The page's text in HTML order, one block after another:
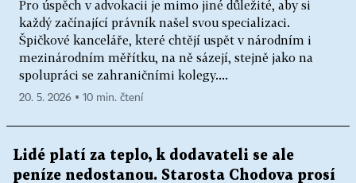
Pro úspěch v advokacii je mimo jiné důležité, aby si
každý začínající právník našel svou specializaci.
Špičkové kanceláře, které chtějí uspět v národním i
mezinárodním měřítku, na ně sázejí, stejně jako na
spolupráci se zahraničními kolegy....
20. 5. 2026 ▪ 10 min. čtení
Lidé platí za teplo, k dodavateli se ale
peníze nedostanou. Starosta Chodova prosí